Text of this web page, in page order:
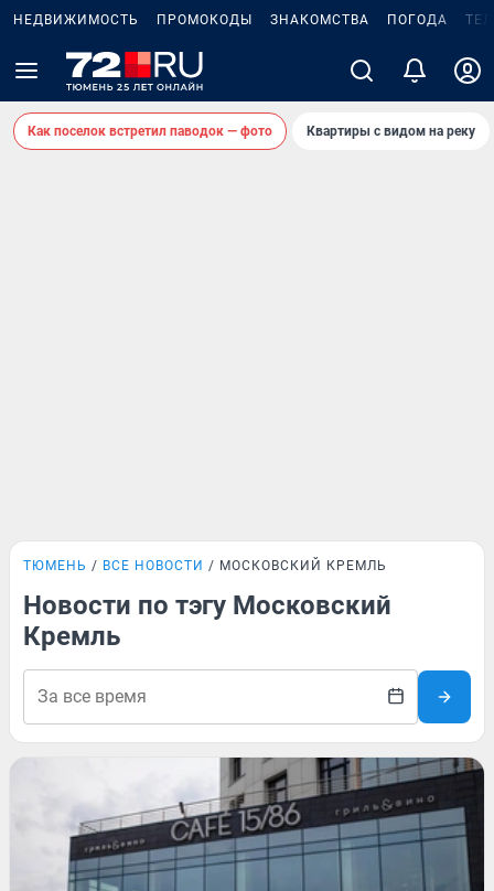
НЕДВИЖИМОСТЬ ПРОМОКОДЫ ЗНАКОМСТВА ПОГОДА
Как поселок встретил паводок — фото Квартиры с видом на реку
ТЮМЕНЬ ВСЕ НОВОСТИ МОСКОВСКИЙ КРЕМЛЬ
Новости по тэгу Московский
Кремль